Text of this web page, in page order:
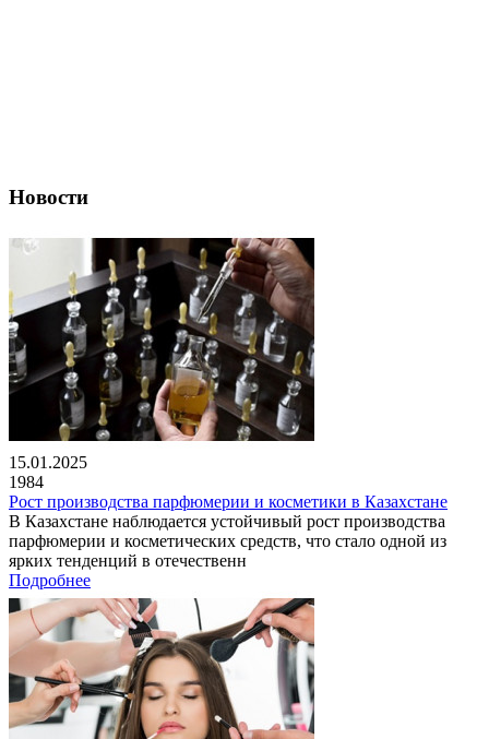
Новости
15.01.2025
1984
Рост производства парфюмерии и косметики в Казахстане
В Казахстане наблюдается устойчивый рост производства
парфюмерии и косметических средств, что стало одной из
ярких тенденций в отечественн
Подробнее